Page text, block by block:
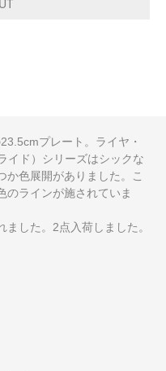
プレート。ライヤ・
イド）シリーズはシックな
か色展開がありました。こ
のラインが施されていま
した。2点入荷しました。